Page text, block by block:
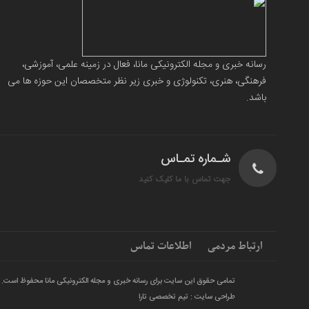
رسانه خبری و مجله الکترونیکی مانا، فعال در زمینه علمی، آموزشی،
فرهنگی، هنری، تکنولوژی و خبری زیر نظر متخصصان این حوزه ها می
باشد.
شـماره تمـاس
جهت تماس با ما کلیک کنید
ارتباط مردمی اطلاعات تماس
تمامی حقوق این سایت برای رسانه خبری و مجله الکترونیکی مانا محفوظ است.
طراحی سایت : تیم تخصصی تارا